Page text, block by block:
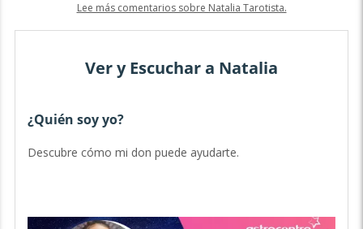
Lee más comentarios sobre Natalia Tarotista.
Ver y Escuchar a Natalia
¿Quién soy yo?
Descubre cómo mi don puede ayudarte.